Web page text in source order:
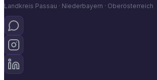
Landkreis Passau · Niederbayern · Oberösterreich